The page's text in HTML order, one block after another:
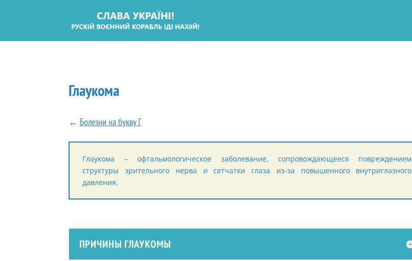
Глаукома
← Болезни на букву Г
Глаукома – офтальмологическое заболевание, сопровождающееся повреждением
структуры зрительного нерва и сетчатки глаза из-за повышенного внутриглазного
давления.
ПРИЧИНЫ ГЛАУКОМЫ